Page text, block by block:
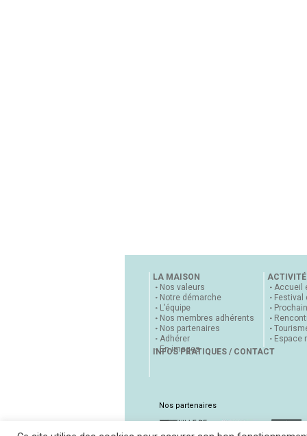
LA MAISON
Nos valeurs
Notre démarche
L’équipe
Nos membres adhérents
Nos partenaires
Adhérer
En images
Accueil
Festival
Espace
INFOS PRATIQUES / CONTACT
Nos partenaires